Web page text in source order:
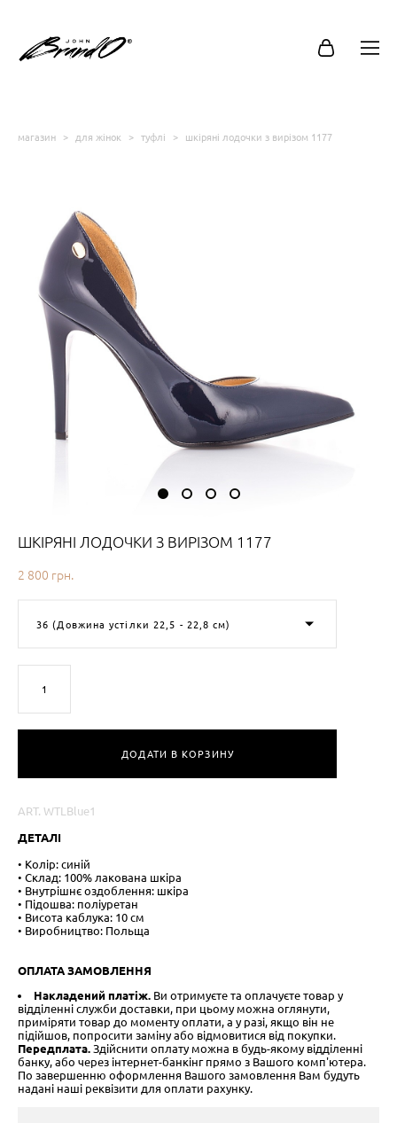
магазин > для жінок > туфлі > шкіряні лодочки з вирізом 1177
ШКІРЯНІ ЛОДОЧКИ З ВИРІЗОМ 1177
2 800 грн.
36 (Довжина устілки 22,5 - 22,8 см)
ДОДАТИ В КОРЗИНУ
ART. WTLBlue1
ДЕТАЛІ
• Колір: синій
• Склад: 100% лакована шкіра
• Внутрішнє оздоблення: шкіра
• Підошва: поліуретан
• Висота каблука: 10 см
• Виробництво: Польща
ОПЛАТА ЗАМОВЛЕННЯ
Накладений платіж. Ви отримуєте та оплачуєте товар у
відділенні служби доставки, при цьому можна оглянути,
приміряти товар до моменту оплати, а у разі, якщо він не
підійшов, попросити заміну або відмовитися від покупки.
Передплата.Здійснити оплату можна в будь-якому відділенні
банку, або через інтернет-банкінг прямо з Вашого комп'ютера.
По завершенню оформлення Вашого замовлення Вам будуть
надані наші реквізити для оплати рахунку.